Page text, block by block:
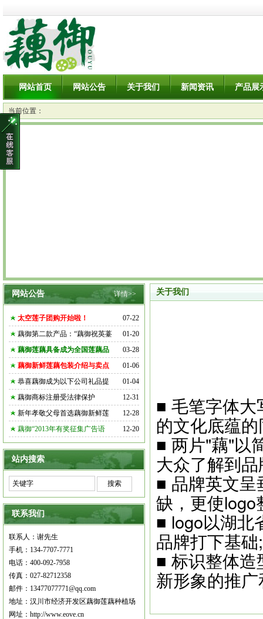
网站首页 网站公告 关于我们 新闻资讯 产品展
当前位置：
详情>>
网站公告
07-22
太空莲子团购开始啦！
01-20
藕御第二款产品：“藕御祝英薹
03-28
藕御莲藕具备成为全国莲藕品
01-06
藕御新鲜莲藕包装介绍与卖点
01-04
恭喜藕御成为以下公司礼品提
12-31
藕御商标注册受法律保护
12-28
新年孝敬父母首选藕御新鲜莲
12-20
藕御“2013年有奖征集广告语
站内搜索
联系我们
联系人：谢先生
手机：134-7707-7771
电话：400-092-7958
传真：027-82712358
邮件：13477077771@qq.com
地址：汉川市经济开发区藕御莲藕种植场
网址：http://www.eove.cn
关于我们
■ 毛笔字体
的文化底蕴
■ 两片"藕"以
大众了解到
■ 品牌英文
缺，更使
■ logo以湖
品牌打下基础;
■ 标识整体
新形象的推